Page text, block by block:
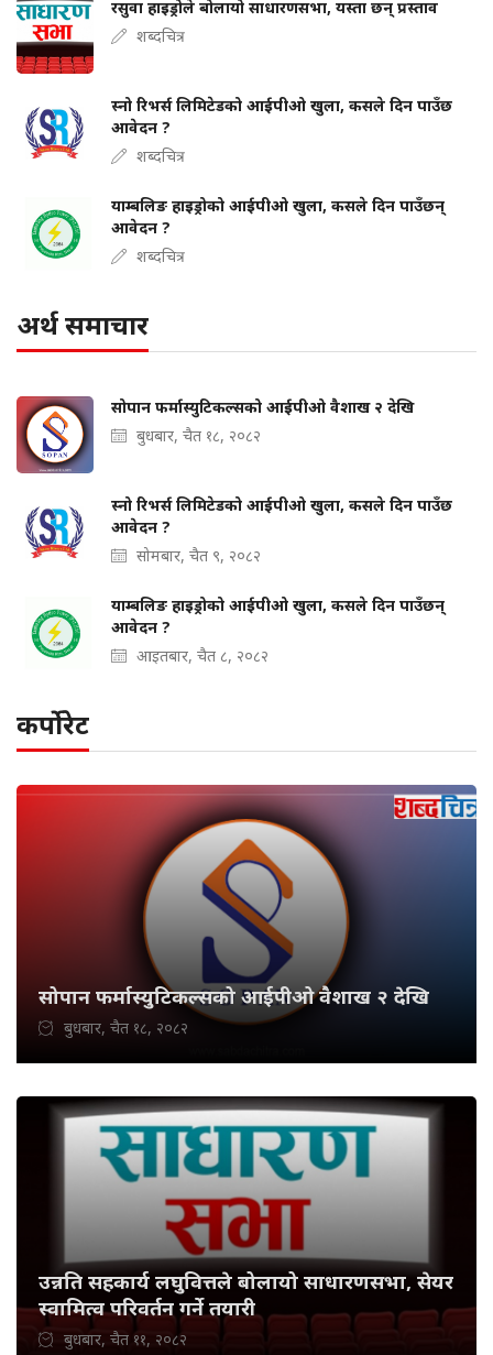
रसुवा हाइड्रोले बोलायो साधारणसभा, यस्ता छन् प्रस्ताव
शब्दचित्र
स्नो रिभर्स लिमिटेडको आईपीओ खुला, कसले दिन पाउँछ
आवेदन ?
शब्दचित्र
याम्बलिङ हाइड्रोको आईपीओ खुला, कसले दिन पाउँछन्
आवेदन ?
शब्दचित्र
अर्थ समाचार
सोपान फर्मास्युटिकल्सको आईपीओ वैशाख २ देखि
बुधबार, चैत १८, २०८२
स्नो रिभर्स लिमिटेडको आईपीओ खुला, कसले दिन पाउँछ
आवेदन ?
सोमबार, चैत ९, २०८२
याम्बलिङ हाइड्रोको आईपीओ खुला, कसले दिन पाउँछन्
आवेदन ?
आइतबार, चैत ८, २०८२
कर्पोरेट
सोपान फर्मास्युटिकल्सको आईपीओ वैशाख २ देखि
बुधबार, चैत १८, २०८२
उन्नति सहकार्य लघुवित्तले बोलायो साधारणसभा, सेयर
स्वामित्व परिवर्तन गर्ने तयारी
बुधबार, चैत ११, २०८२